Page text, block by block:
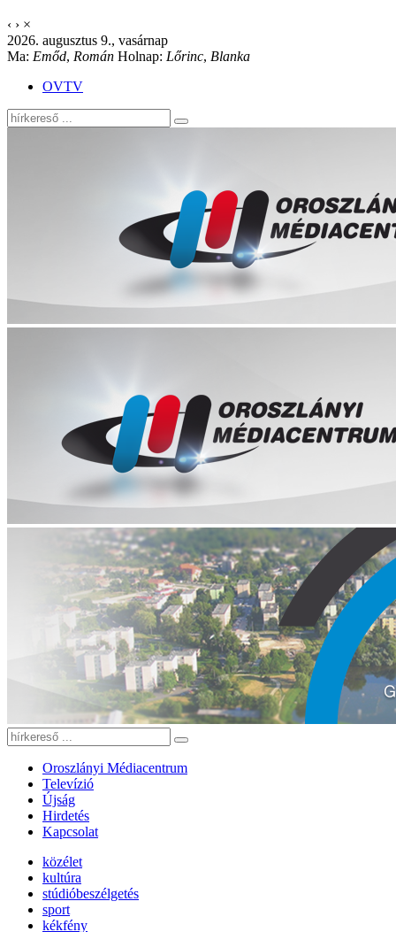
‹ › ×
2026. augusztus 9., vasárnap
Ma: Emőd, Román Holnap: Lőrinc, Blanka
OVTV
Oroszlányi Médiacentrum
Televízió
Újság
Hirdetés
Kapcsolat
közélet
kultúra
stúdióbeszélgetés
sport
kékfény